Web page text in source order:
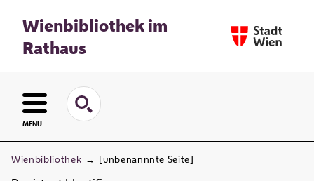
Wienbibliothek im
Rathaus
MENU
Wienbibliothek → [unbenannnte Seite]